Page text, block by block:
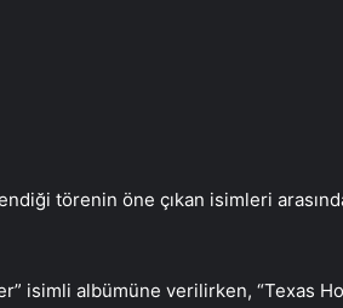
törenin öne çıkan isimleri
isimli albümüne verilirken, “Texas